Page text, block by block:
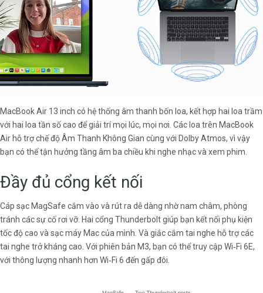
MacBook Air 13 inch có hệ thống âm thanh bốn loa, kết hợp hai loa trầm
với hai loa tần số cao để giải trí mọi lúc, mọi nơi. Các loa trên MacBook
Air hỗ trợ chế độ Âm Thanh Không Gian cùng với Dolby Atmos, vì vậy
bạn có thể tận hưởng tầng âm ba chiều khi nghe nhạc và xem phim.
Đầy đủ cổng kết nối
Cáp sạc MagSafe cắm vào và rút ra dễ dàng nhờ nam châm, phòng
tránh các sự cố rơi vỡ. Hai cổng Thunderbolt giúp bạn kết nối phụ kiện
tốc độ cao và sạc máy Mac của mình. Và giắc cắm tai nghe hỗ trợ các
tai nghe trở kháng cao. Với phiên bản M3, bạn có thể truy cập Wi‑Fi 6E,
với thông lượng nhanh hơn Wi‑Fi 6 đến gấp đôi.